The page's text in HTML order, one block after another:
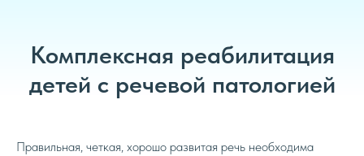
Комплексная реабилитация
детей с речевой патологией
Правильная, четкая, хорошо развитая речь необходима